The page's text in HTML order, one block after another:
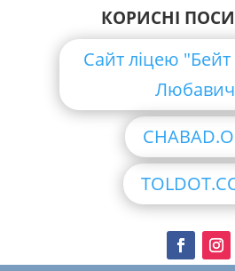
КОРИСНІ
Сайт ліцею